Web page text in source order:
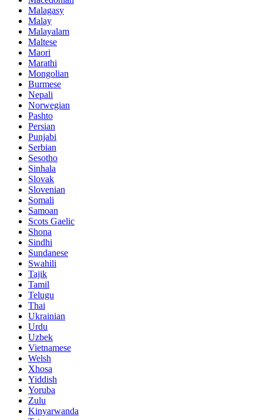
Malagasy
Malay
Malayalam
Maltese
Maori
Marathi
Mongolian
Burmese
Nepali
Norwegian
Pashto
Persian
Punjabi
Serbian
Sesotho
Sinhala
Slovak
Slovenian
Somali
Samoan
Scots Gaelic
Shona
Sindhi
Sundanese
Swahili
Tajik
Tamil
Telugu
Thai
Ukrainian
Urdu
Uzbek
Vietnamese
Welsh
Xhosa
Yiddish
Yoruba
Zulu
Kinyarwanda